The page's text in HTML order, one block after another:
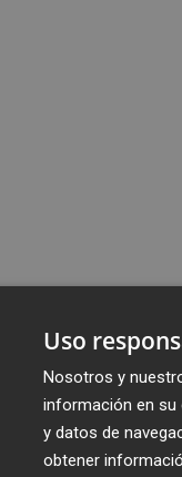
Uso
Nosotros y
información en su
y datos de
obtener